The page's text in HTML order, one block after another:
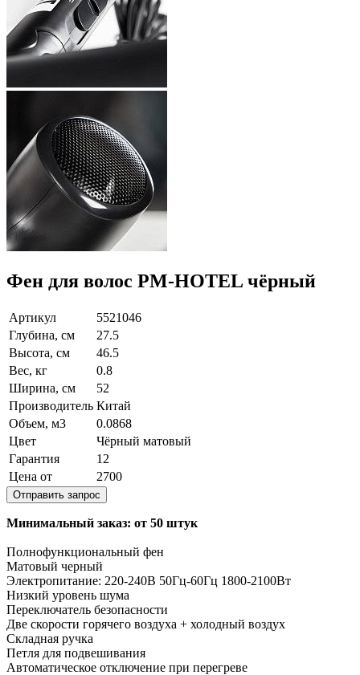
Фен для волос PM-HOTEL чёрный
Артикул
5521046
Глубина, см
27.5
Высота, см
46.5
Вес, кг
0.8
Ширина, см
52
Производитель Китай
Объем, м3
0.0868
Цвет
Чёрный матовый
Гарантия
12
Цена от
2700
Отправить запрос
Минимальный заказ: от 50 штук
Полнофункциональный фен
Матовый черный
Электропитание: 220-240В 50Гц-60Гц 1800-2100Вт
Низкий уровень шума
Переключатель безопасности
Две скорости горячего воздуха + холодный воздух
Складная ручка
Петля для подвешивания
Автоматическое отключение при перегреве